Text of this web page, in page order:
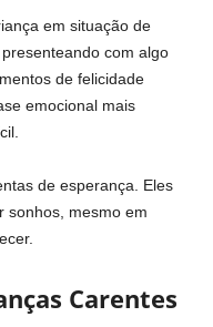
em situação de
com algo
de felicidade
emocional mais
de esperança. Eles
sonhos, mesmo em
Carentes